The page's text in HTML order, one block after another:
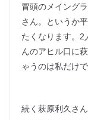
冒頭のメイング
さん。というか
たくなります。2
んのアヒル口に
ゃうのは私だけ
続く萩原利久さ